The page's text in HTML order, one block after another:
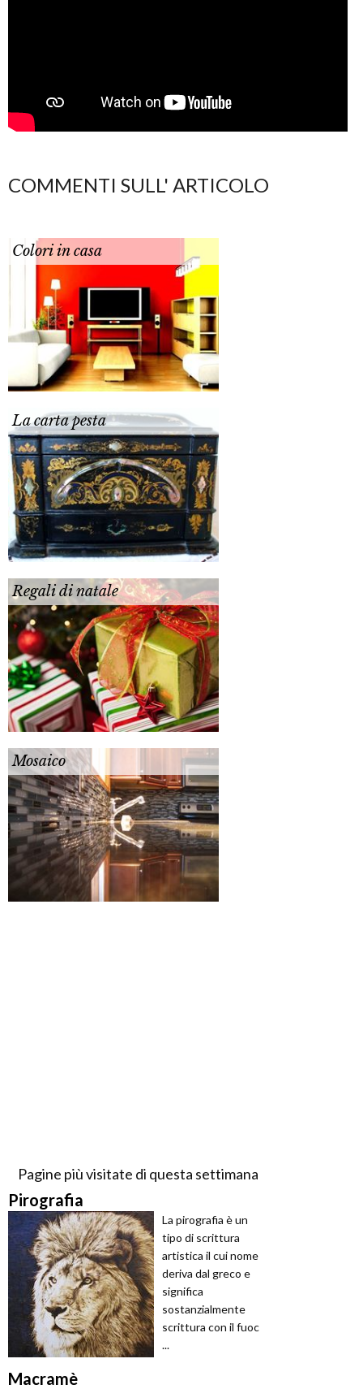
COMMENTI SULL' ARTICOLO
Colori in casa
La carta pesta
Regali di natale
Mosaico
Pagine più visitate di questa settimana
Pirografia
La pirografia è un
tipo di scrittura
artistica il cui nome
deriva dal greco e
significa
sostanzialmente
scrittura con il fuoc
...
Macramè